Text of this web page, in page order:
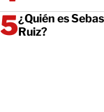
¿Quién es
Ruiz?